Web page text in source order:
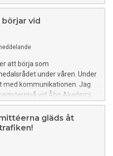
vid
att börja som
under våren. Under
med kommunikationen. Jag
vid Åbo Akademi
samarbete och
med Norden och
eftersom jag har bott i
fritidsmöjligheter.
gläds åt